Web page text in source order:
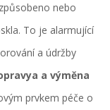
nebo
To je alarmující
a údržby
a výměna
prvkem péče o